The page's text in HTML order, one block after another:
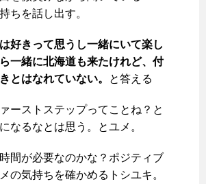
ちを話し出す。
好きって思うし一緒にいて楽し
一緒に北海道も来たけれど、付
とはなれていない。
と答える
ーストステップってことね？と
なるなとは思う。とユメ。
間が必要なのかな？ポジティブ
の気持ちを確かめるトシユキ。